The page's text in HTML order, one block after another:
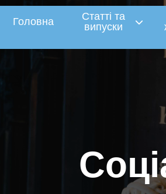
Головна
Статті та
випуски
Соці